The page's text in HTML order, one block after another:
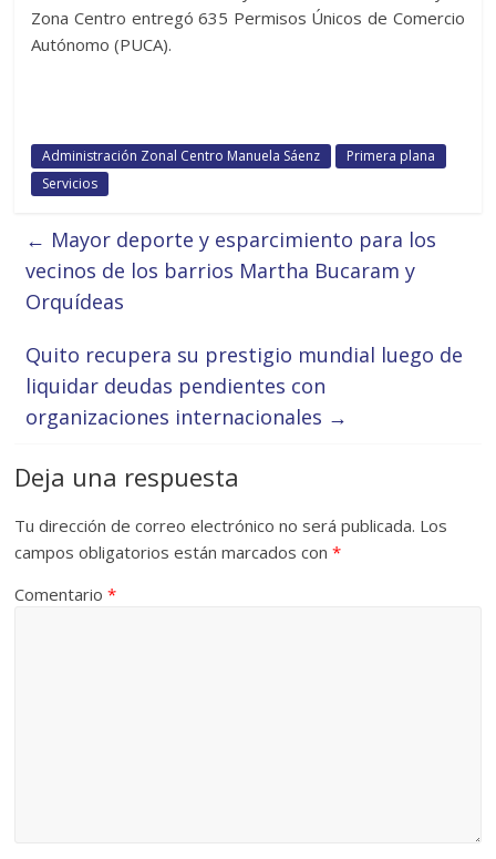
Zona Centro entregó 635 Permisos Únicos de Comercio
Autónomo (PUCA).
Administración Zonal Centro Manuela Sáenz
Primera plana
Servicios
← Mayor deporte y esparcimiento para los
vecinos de los barrios Martha Bucaram y
Orquídeas
Quito recupera su prestigio mundial luego de
liquidar deudas pendientes con
organizaciones internacionales →
Deja una respuesta
Tu dirección de correo electrónico no será publicada. Los
campos obligatorios están marcados con*
Comentario*